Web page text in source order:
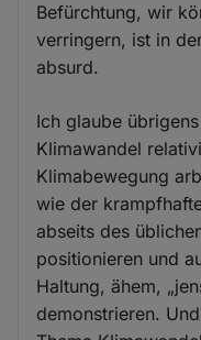
Befürchtung, wir
verringern, ist in
absurd.
Ich glaube
Klimawandel
Klimabewegung
wie der
abseits des
positionieren und
Haltung, ähem,
demonstrieren.